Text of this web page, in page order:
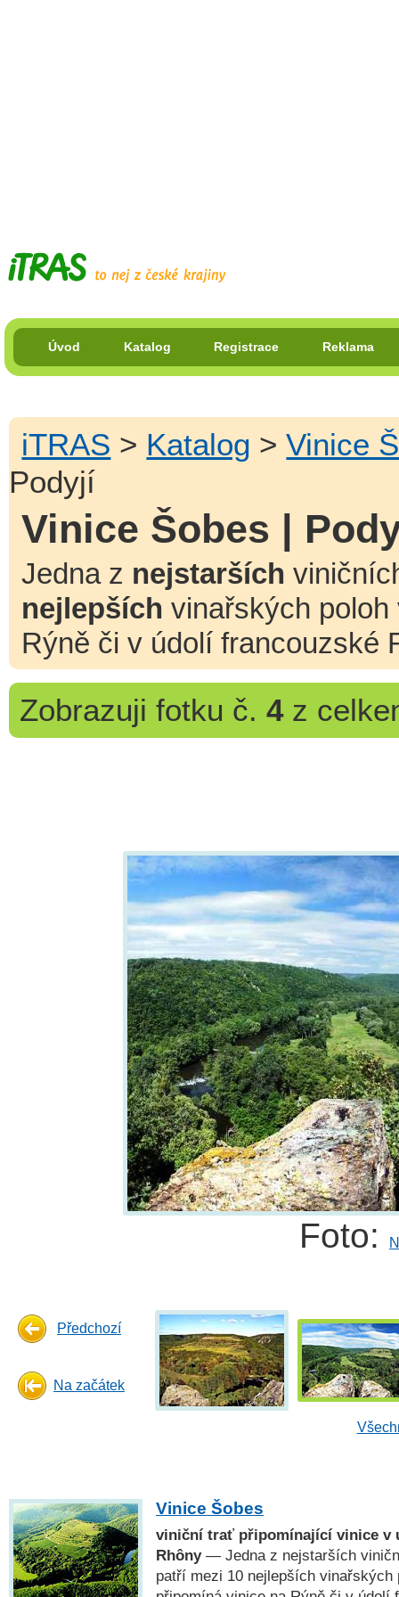
Úvod Katalog Registrace Reklama
iTRAS > Katalog >Vinice
Podyjí
Vinice Šobes |
Jedna z nejstarších
nejlepších vinařských
Rýně či v údolí francouzské
Zobrazuji fotku č. 4z
Foto:
Předchozí
Na začátek
Vinice Šobes
viniční trať připomínající vinice v
Rhôny— Jedna z nejstarších
patří mezi 10 nejlepších vinařských